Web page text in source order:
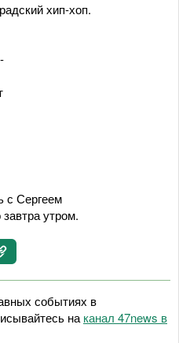
хип-хоп.
с Сергеем
утром.
событиях в
на канал 47news в